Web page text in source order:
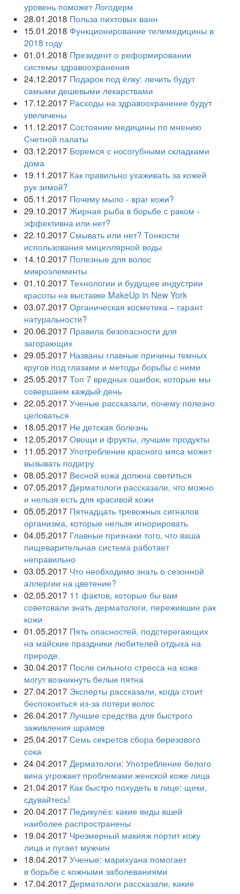
уровень поможет Логодерм
28.01.2018 Польза пихтовых ванн
15.01.2018 Функционирование телемедицины в
2018 году
01.01.2018 Президент о реформировании
системы здравоохранения
24.12.2017 Подарок под ёлку: лечить будут
самыми дешевыми лекарствами
17.12.2017 Расходы на здравоохранение будут
увеличены
11.12.2017 Состояние медицины по мнению
Счетной палаты
03.12.2017 Боремся с носогубными складками
дома
19.11.2017 Как правильно ухаживать за кожей
рук зимой?
05.11.2017 Почему мыло - враг кожи?
29.10.2017 Жирная рыба в борьбе с раком -
эффективна или нет?
22.10.2017 Смывать или нет? Тонкости
использования мицеллярной воды
14.10.2017 Полезные для волос
микроэлементы
01.10.2017 Технологии и будущее индустрии
красоты на выставке MakeUp in New York
03.07.2017 Органическая косметика – гарант
натуральности?
20.06.2017 Правила безопасности для
загорающих
29.05.2017 Названы главные причины темных
кругов под глазами и методы борьбы с ними
25.05.2017 Топ 7 вредных ошибок, которые мы
совершаем каждый день
22.05.2017 Ученые рассказали, почему полезно
целоваться
18.05.2017 Не детская болезнь
12.05.2017 Овощи и фрукты, лучшие продукты
11.05.2017 Употребление красного мяса может
вызывать подагру
08.05.2017 Весной кожа должна светиться
07.05.2017 Дерматологи рассказали, что можно
и нельзя есть для красивой кожи
05.05.2017 Пятнадцать тревожных сигналов
организма, которые нельзя игнорировать
04.05.2017 Главные признаки того, что ваша
пищеварительная система работает
неправильно
03.05.2017 Что необходимо знать о сезонной
аллергии на цветение?
02.05.2017 11 фактов, которые бы вам
советовали знать дерматологи, пережившие рак
кожи
01.05.2017 Пять опасностей, подстерегающих
на майские праздники любителей отдыха на
природе.
30.04.2017 После сильного стресса на коже
могут возникнуть белые пятна
27.04.2017 Эксперты рассказали, когда стоит
беспокоиться из-за потери волос
26.04.2017 Лучшие средства для быстрого
заживления шрамов
25.04.2017 Семь секретов сбора березового
сока
24.04.2017 Дерматологи: Употребление белого
вина угрожает проблемами женской коже лица
21.04.2017 Как быстро похудеть в лице: щеки,
сдувайтесь!
20.04.2017 Педикулёз: какие виды вшей
наиболее распространены
19.04.2017 Чрезмерный макияж портит кожу
лица и пугает мужчин
18.04.2017 Ученые: марихуана помогает
в борьбе с кожными заболеваниями
17.04.2017 Дерматологи рассказали, какие